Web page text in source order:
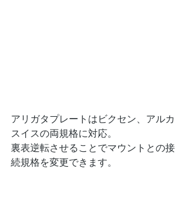
アリガタプレートはビクセン、アルカ
スイスの両規格に対応。
裏表逆転させることでマウントとの接
続規格を変更できます。